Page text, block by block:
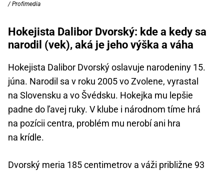
/ Profimedia
Hokejista Dalibor Dvorský: kde a kedy sa
narodil (vek), aká je jeho výška a váha
Hokejista Dalibor Dvorský oslavuje narodeniny 15.
júna. Narodil sa v roku 2005 vo Zvolene, vyrastal
na Slovensku a vo Švédsku. Hokejka mu lepšie
padne do ľavej ruky. V klube i národnom tíme hrá
na pozícii centra, problém mu nerobí ani hra
na krídle.
Dvorský meria 185 centimetrov a váži približne 93